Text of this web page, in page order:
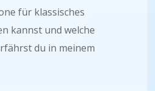
für klassisches
kannst und welche
du in meinem